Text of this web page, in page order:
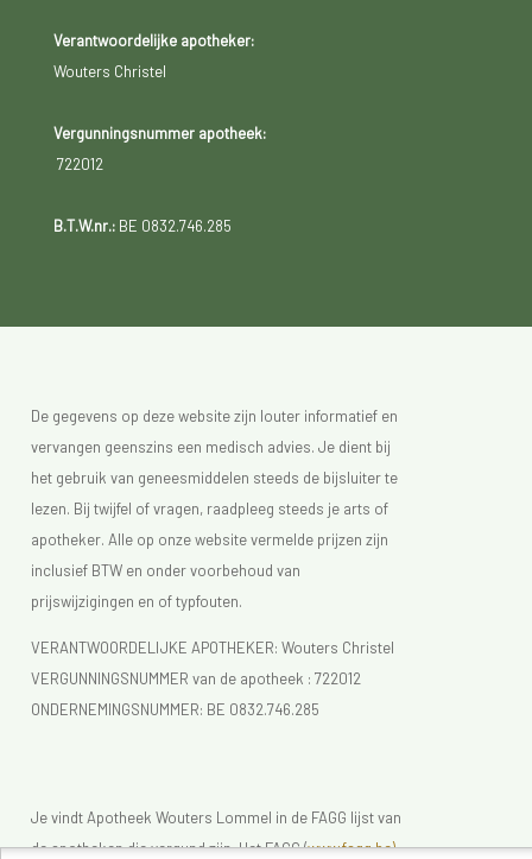
Verantwoordelijke apotheker:
Wouters Christel
Vergunningsnummer apotheek:
722012
B.T.W.nr.:BE 0832.746.285
De gegevens op deze website zijn louter informatief en
vervangen geenszins een medisch advies. Je dient bij
het gebruik van geneesmiddelen steeds de bijsluiter te
lezen. Bij twijfel of vragen, raadpleeg steeds je arts of
apotheker. Alle op onze website vermelde prijzen zijn
inclusief BTW en onder voorbehoud van
prijswijzigingen en of typfouten.
VERANTWOORDELIJKE APOTHEKER: Wouters Christel
VERGUNNINGSNUMMER van de apotheek : 722012
ONDERNEMINGSNUMMER: BE 0832.746.285
Je vindt Apotheek Wouters Lommel in de FAGG lijst van
de apotheken die vergund zijn. Het FAGG (www.fagg.be)